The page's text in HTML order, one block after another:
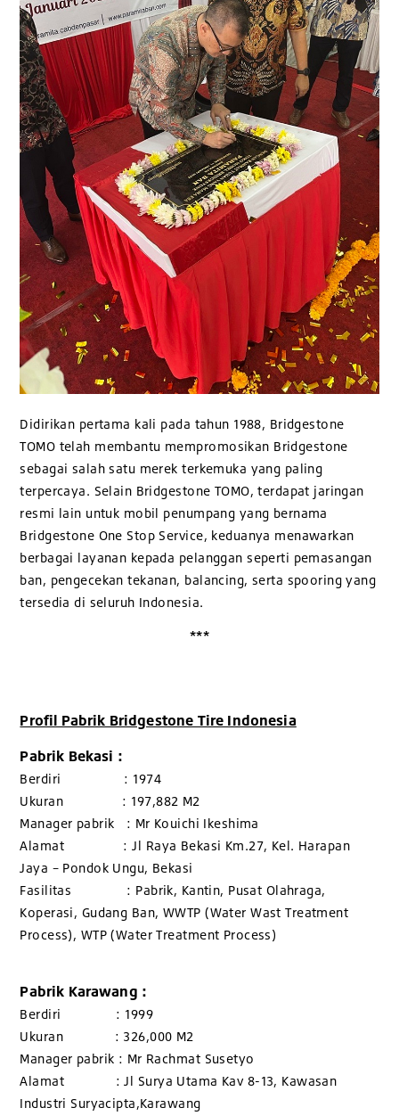
Didirikan pertama kali pada tahun 1988, Bridgestone
TOMO telah membantu mempromosikan Bridgestone
sebagai salah satu merek terkemuka yang paling
terpercaya. Selain Bridgestone TOMO, terdapat jaringan
resmi lain untuk mobil penumpang yang bernama
Bridgestone One Stop Service, keduanya menawarkan
berbagai layanan kepada pelanggan seperti pemasangan
ban, pengecekan tekanan, balancing, serta spooring yang
tersedia di seluruh Indonesia.
***
Profil Pabrik Bridgestone Tire Indonesia
Pabrik Bekasi :
Berdiri : 1974
Ukuran : 197,882 M2
Manager pabrik : Mr Kouichi Ikeshima
Alamat : Jl Raya Bekasi Km.27, Kel. Harapan
Jaya – Pondok Ungu, Bekasi
Fasilitas : Pabrik, Kantin, Pusat Olahraga,
Koperasi, Gudang Ban, WWTP (Water Wast Treatment
Process), WTP (Water Treatment Process)
Pabrik Karawang :
Berdiri : 1999
Ukuran : 326,000 M2
Manager pabrik : Mr Rachmat Susetyo
Alamat : Jl Surya Utama Kav 8-13, Kawasan
Industri Suryacipta,Karawang